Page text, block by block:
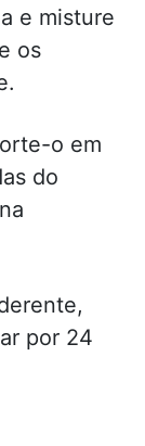
e misture
os
o em
do
por 24